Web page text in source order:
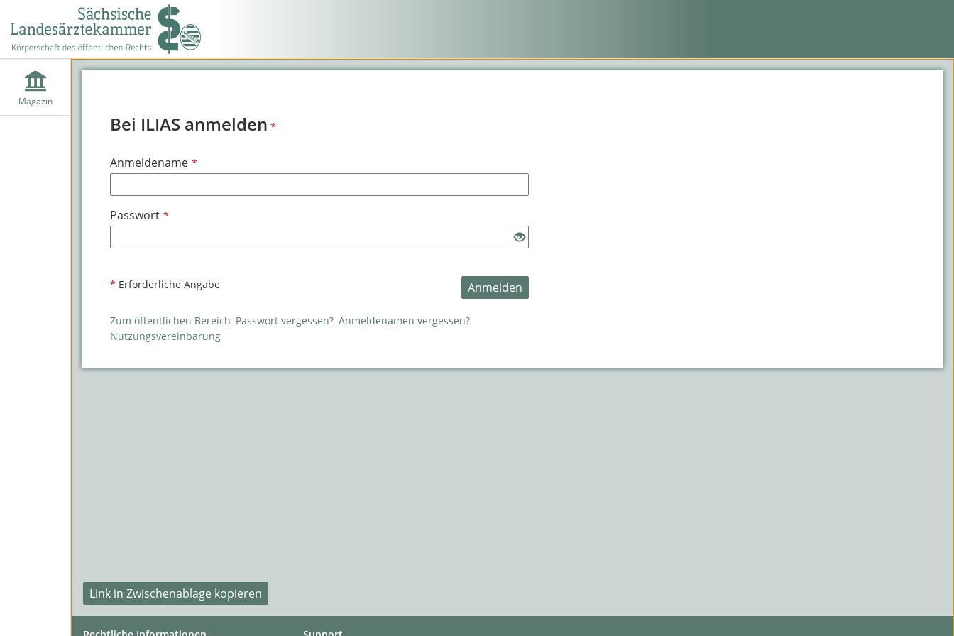
Magazin
Bei ILIAS anmelden *
Anmeldename *
Passwort *
* Erforderliche Angabe Anmelden
Zum öffentlichen Bereich Passwort vergessen? Anmeldenamen vergessen?
Nutzungsvereinbarung
Link in Zwischenablage kopieren